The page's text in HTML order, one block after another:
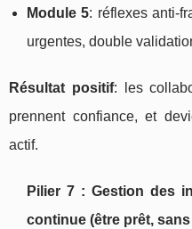
Module 5: réflexes anti-
urgentes, double
Résultat positif: les
prennent confiance, et
actif.
Pilier 7 : Gestion des
continue (être prêt,